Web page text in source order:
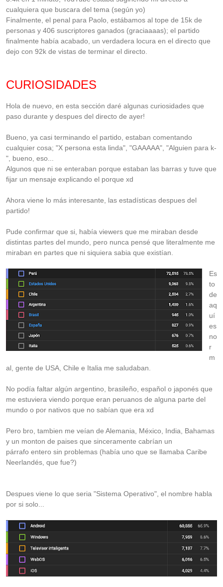
cualquiera que buscara del tema (según yo)
Finalmente, el penal para Paolo, estábamos al tope de 15k de
personas y 406 suscriptores ganados (graciaaaas); el partido
finalmente había acabado, un verdadera locura en el directo que
dejo con 92k de vistas de terminar el directo.
CURIOSIDADES
Hola de nuevo, en esta sección daré algunas curiosidades que
paso durante y despues del directo de ayer!
Bueno, ya casi terminando el partido, estaban comentando
cualquier cosa; "X persona esta linda", "GAAAAA", "Alguien para k-
", bueno, eso...
Algunos que ni se enteraban porque estaban las barras y tuve que
fijar un mensaje explicando el porque xd
Ahora viene lo más interesante, las estadísticas despues del
partido!
Pude confirmar que si, había viewers que me miraban desde
distintas partes del mundo, pero nunca pensé que literalmente me
miraban en partes que ni siquiera sabia que existían.
Es
to
de
aq
uí
es
no
r
m
al, gente de USA, Chile e Italia me saludaban.
No podía faltar algún argentino, brasileño, español o japonés que
me estuviera viendo porque eran peruanos de alguna parte del
mundo o por nativos que no sabían que era xd
Pero bro, tambien me veían de Alemania, México, India, Bahamas
y un monton de paises que sinceramente cabrían un
párrafo entero sin problemas (había uno que se llamaba Caribe
Neerlandés, que fue?)
Despues viene lo que seria "Sistema Operativo", el nombre habla
por si solo...